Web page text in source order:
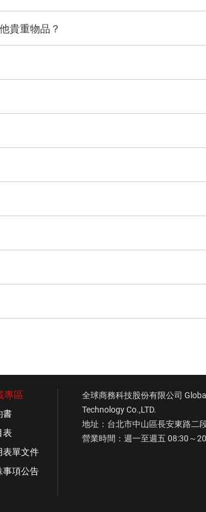
貴重物品？
專區
書
表
表單文件
事項公告
全球商務科技股份有限公司
Technology Co.,LTD.
地址：台北市中山區長安東路二
營業時間：週一至週五 08:30～